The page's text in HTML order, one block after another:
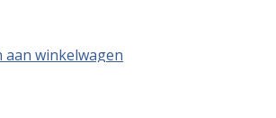
aan winkelwagen